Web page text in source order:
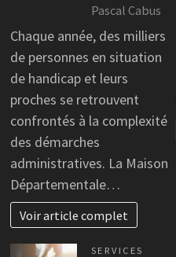
Pascal Cabus
Chaque année, des milliers
de personnes en situation
de handicap et leurs
proches se retrouvent
confrontés à la complexité
des démarches
administratives. La Maison
Départementale…
Voir article complet
SERVICES